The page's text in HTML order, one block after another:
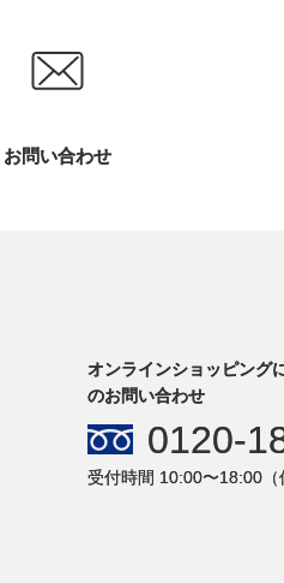
お問い合わせ
オンラインショッピング
のお問い合わせ
0120-
受付時間 10:00〜18:00（